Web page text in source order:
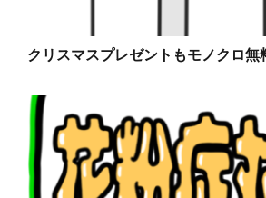
クリスマスプレゼントもモノクロ